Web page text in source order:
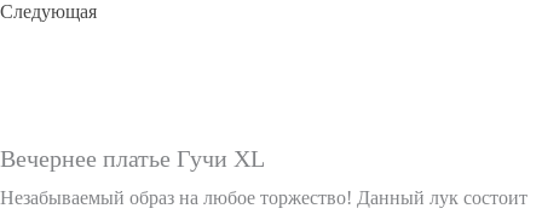
Следующая
Вечернее платье Гучи XL
Незабываемый образ на любое торжество! Данный лук состоит